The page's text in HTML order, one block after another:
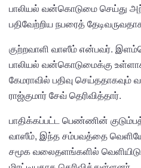
பாலியல் வன்கொடுமை செய்து
பதிவேற்றிய நபரைத்
குற்றவாளி வாஸீம் என்பவர்.
பாலியல் வன்கொடுமைக்கு
கேமராவில் பதிவு செய்ததாகவும்
ராஜ்குமார் சேவ் தெரிவித்தார்.
பாதிக்கப்பட்ட பெண்ணின்
வாஸீம், இந்த சம்பவத்தை
சமூக வலைதளங்களில்